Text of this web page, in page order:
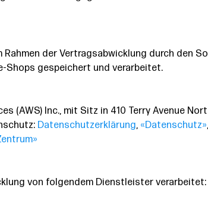
der Vertragsabwicklung durch den
Shops gespeichert und verarbeitet.
(AWS) Inc., mit Sitz in 410 Terry Avenue
Datenschutzerklärung, «Datenschutz»
von folgendem Dienstleister